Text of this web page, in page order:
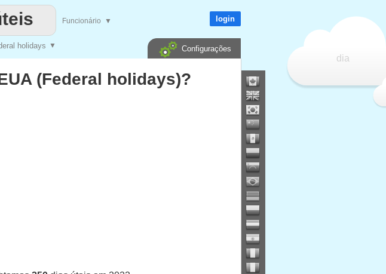
dia
holidays ▼
Funcionário ▼ login
Configurações
(Federal holidays)?